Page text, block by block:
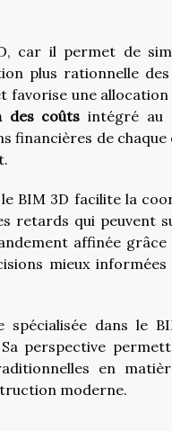
car il permet de
plus rationnelle
favorise une
des coûts intégré au
financières de
BIM 3D facilite la
retards qui peuvent
affinée grâce
mieux
dans le
perspective
en
moderne.